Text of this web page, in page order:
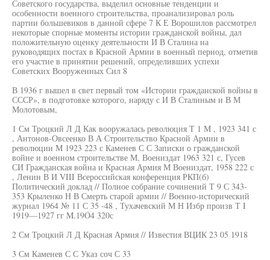
Советского государства, выделил основные тенденции и
особенности военного строительства, проанализировал роль
партии большевиков в данной сфере 7 К Е Ворошилов рассмотрел
некоторые спорные моменты истории гражданской войны, дал
положительную оценку деятельности И В Сталина на
руководящих постах в Красной Армии в военный период, отметив
его участие в принятии решений, определивших успехи
Советских Вооруженных Сил 8
В 1936 г вышел в свет первый том «Истории гражданской войны в
СССР», в подготовке которого, наряду с И В Сталиным и В М
Молотовым,
1 См Троцкий Л Д Как вооружалась революция Т 1 М , 1923 341 с
, Антонов-Овсеенко В А Строительство Красной Армии в
революции М 1923 223 с Каменев С С Записки о гражданской
войне и военном строительстве М, Воениздат 1963 321 с, Гусев
СИ Гражданская война и Красная Армия М Воениздат, 1958 222 с
, Ленин В И VIII Всероссийская конференция РКП(б)
Политический доклад // Полное собрание сочинений Т 9 С 343-
353 Крыленко Н В Смерть старой армии // Военно-исторический
журнал 1964 № 11 С 35 -48 , Тухачевский М Н Избр произв Т I
1919—1927 гг M.19Ó4 320с
2 См Троцкий Л Д Красная Армия // Известия ВЦИК 23 05 1918
3 См Каменев С С Указ соч С 33